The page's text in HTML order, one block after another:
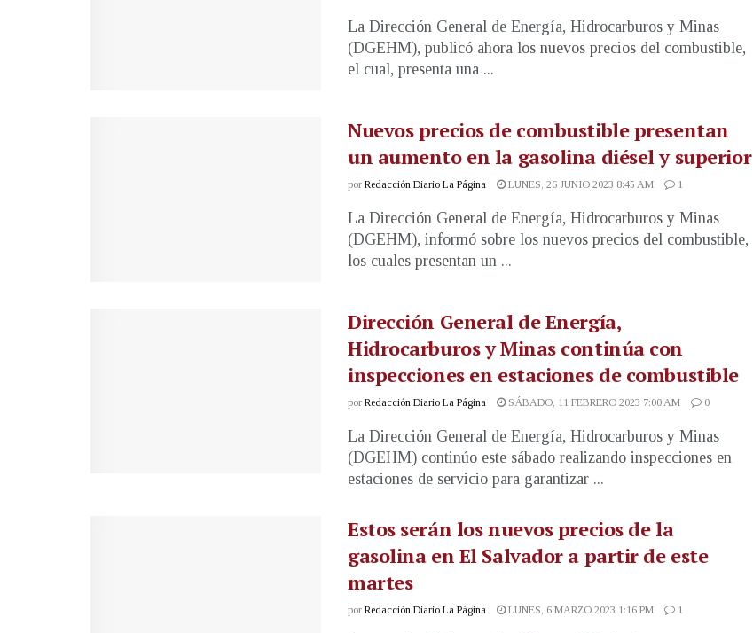
La Dirección General de Energía, Hidrocarburos y Minas
(DGEHM), publicó ahora los nuevos precios del combustible,
el cual, presenta una ...
Nuevos precios de combustible presentan
un aumento en la gasolina diésel y superior
por Redacción Diario La Página LUNES, 26 JUNIO 2023 8:45 AM 1
La Dirección General de Energía, Hidrocarburos y Minas
(DGEHM), informó sobre los nuevos precios del combustible,
los cuales presentan un ...
Dirección General de Energía,
Hidrocarburos y Minas continúa con
inspecciones en estaciones de combustible
por Redacción Diario La Página SÁBADO, 11 FEBRERO 2023 7:00 AM 0
La Dirección General de Energía, Hidrocarburos y Minas
(DGEHM) continúo este sábado realizando inspecciones en
estaciones de servicio para garantizar ...
Estos serán los nuevos precios de la
gasolina en El Salvador a partir de este
martes
por Redacción Diario La Página LUNES, 6 MARZO 2023 1:16 PM 1